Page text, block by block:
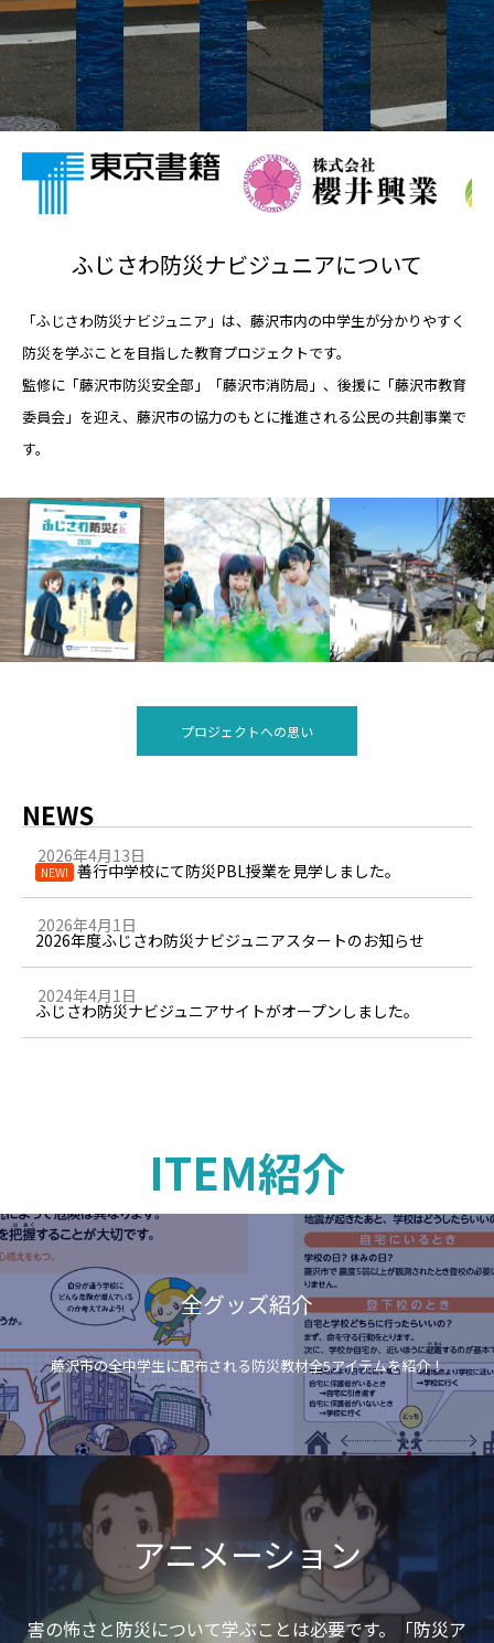
ふじさわ防災ナビジュニアについて
「ふじさわ防災ナビジュニア」は、藤沢市内の中学生が分かりやすく
防災を学ぶことを目指した教育プロジェクトです。
監修に「藤沢市防災安全部」「藤沢市消防局」、後援に「藤沢市教育
委員会」を迎え、藤沢市の協力のもとに推進される公民の共創事業で
す。
プロジェクトへの思い
NEWS
2026年4月13日
NEW! 善行中学校にて防災PBL授業を見学しました。
2026年4月1日
2026年度ふじさわ防災ナビジュニアスタートのお知らせ
2024年4月1日
ふじさわ防災ナビジュニアサイトがオープンしました。
ITEM紹介
全グッズ紹介
藤沢市の全中学生に配布される防災教材全5アイテムを紹介！
アニメーション
害の怖さと防災について学ぶことは必要です。「防災ア